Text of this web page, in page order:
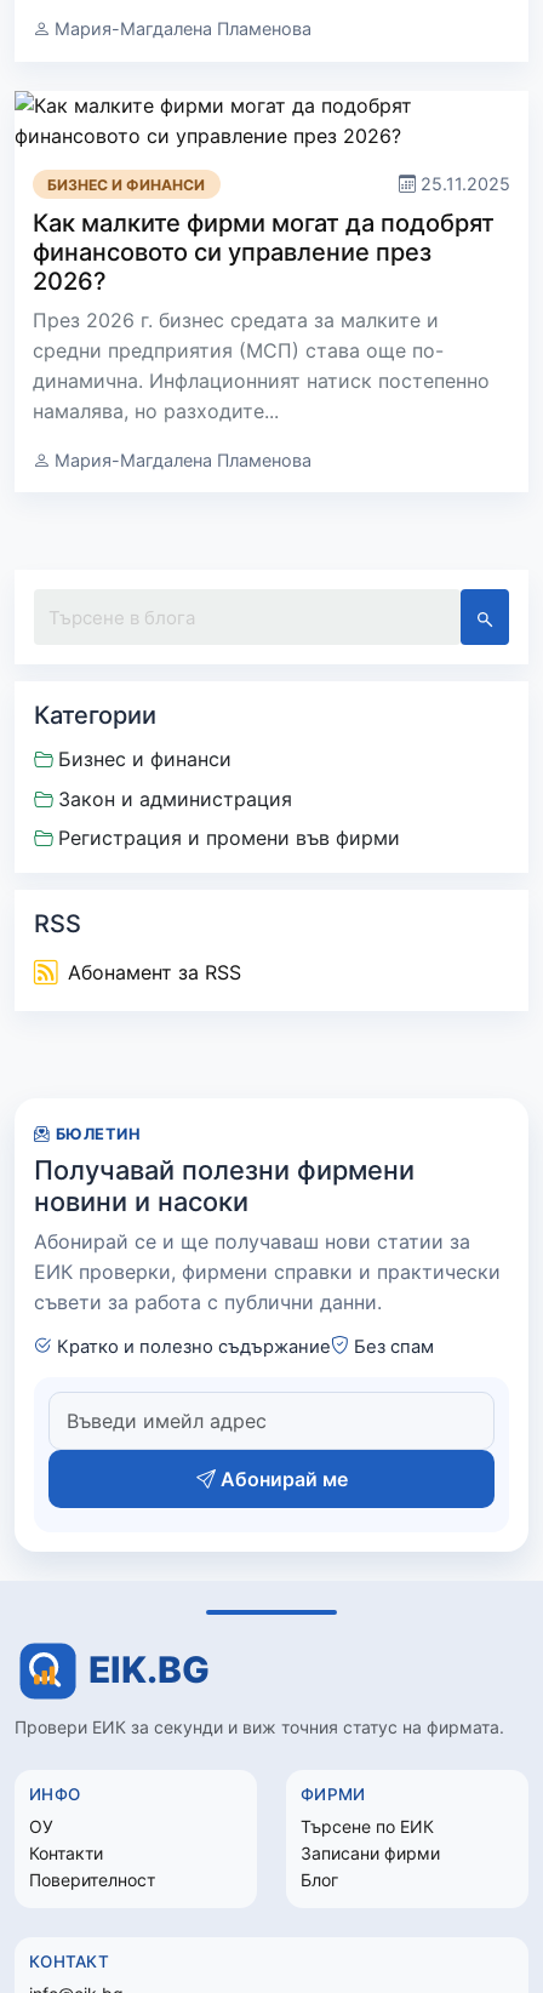
Мария-Магдалена Пламенова
БИЗНЕС И ФИНАНСИ 25.11.2025
Как малките фирми могат да подобрят
финансовото си управление през
2026?
През 2026 г. бизнес средата за малките и
средни предприятия (МСП) става още по-
динамична. Инфлационният натиск постепенно
намалява, но разходите...
Мария-Магдалена Пламенова
Категории
Бизнес и финанси
Закон и администрация
Регистрация и промени във фирми
RSS
Абонамент за RSS
БЮЛЕТИН
Получавай полезни фирмени
новини и насоки
Абонирай се и ще получаваш нови статии за
ЕИК проверки, фирмени справки и практически
съвети за работа с публични данни.
Кратко и полезно съдържание Без спам
Абонирай ме
Провери ЕИК за секунди и виж точния статус на фирмата.
ИНФО
ОУ
Контакти
Поверителност
ФИРМИ
Търсене по ЕИК
Записани фирми
Блог
КОНТАКТ